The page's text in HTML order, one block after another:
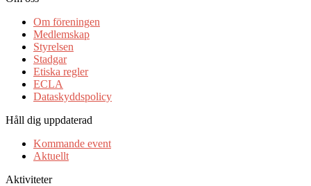
Om föreningen
Medlemskap
Styrelsen
Stadgar
Etiska regler
ECLA
Dataskyddspolicy
Håll dig uppdaterad
Kommande event
Aktuellt
Aktiviteter